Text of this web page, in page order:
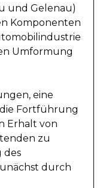
und Gelenau)
Komponenten
Umformung
eine
Fortführung
Erhalt von
zu
des
durch